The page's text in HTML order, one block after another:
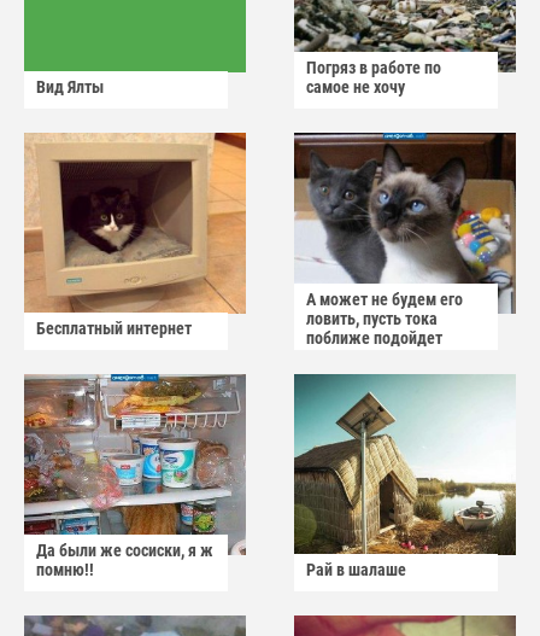
Вид Ялты
Погряз в работе по
самое не хочу
Бесплатный интернет
А может не будем его
ловить, пусть тока
поближе подойдет
Да были же сосиски, я ж
помню!!
Рай в шалаше